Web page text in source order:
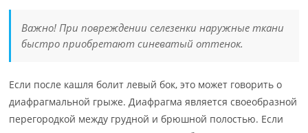
Важно! При повреждении селезенки наружные ткани
быстро приобретают синеватый оттенок.
Если после кашля болит левый бок, это может говорить о
диафрагмальной грыже. Диафрагма является своеобразной
перегородкой между грудной и брюшной полостью. Если